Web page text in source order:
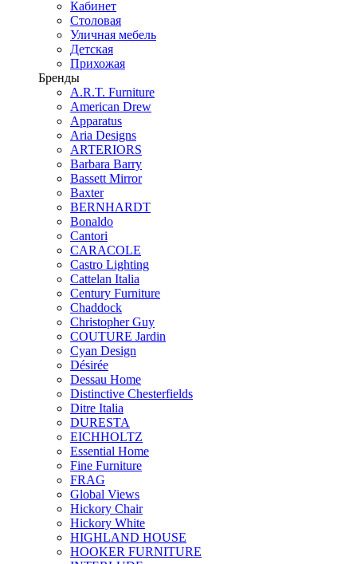
Кабинет
Столовая
Уличная мебель
Детская
Прихожая
Бренды
A.R.T. Furniture
American Drew
Apparatus
Aria Designs
ARTERIORS
Barbara Barry
Bassett Mirror
Baxter
BERNHARDT
Bonaldo
Cantori
CARACOLE
Castro Lighting
Cattelan Italia
Century Furniture
Chaddock
Christopher Guy
COUTURE Jardin
Cyan Design
Désirée
Dessau Home
Distinctive Chesterfields
Ditre Italia
DURESTA
EICHHOLTZ
Essential Home
Fine Furniture
FRAG
Global Views
Hickory Chair
Hickory White
HIGHLAND HOUSE
HOOKER FURNITURE